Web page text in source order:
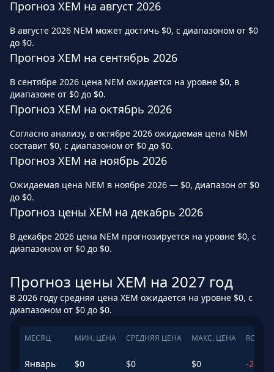
Прогноз XEM на август 2026
В августе 2026 NEM может достичь $0, с диапазоном от $0
до $0.
Прогноз XEM на сентябрь 2026
В сентябре 2026 цена NEM ожидается на уровне $0, в
диапазоне от $0 до $0.
Прогноз XEM на октябрь 2026
Согласно анализу, в октябре 2026 ожидаемая цена NEM
составит $0, с диапазоном от $0 до $0.
Прогноз XEM на ноябрь 2026
Ожидаемая цена NEM в ноябре 2026 — $0, диапазон от $0
до $0.
Прогноз цены XEM на декабрь 2026
В декабре 2026 цена NEM прогнозируется на уровне $0, с
диапазоном от $0 до $0.
Прогноз цены XEM на 2027 год
В 2026 году средняя цена XEM ожидается на уровне $0, с
диапазоном от $0 до $0.
МЕСЯЦ МИН. ЦЕНА СРЕДНЯЯ ЦЕНА МАКС. ЦЕНА ROI
Январь $0 $0 $0 -24.63